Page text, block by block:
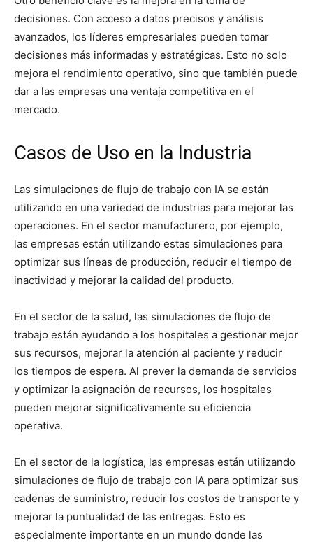
decisiones. Con acceso a datos precisos y análisis
avanzados, los líderes empresariales pueden tomar
decisiones más informadas y estratégicas. Esto no solo
mejora el rendimiento operativo, sino que también puede
dar a las empresas una ventaja competitiva en el
mercado.
Casos de Uso en la Industria
Las simulaciones de flujo de trabajo con IA se están
utilizando en una variedad de industrias para mejorar las
operaciones. En el sector manufacturero, por ejemplo,
las empresas están utilizando estas simulaciones para
optimizar sus líneas de producción, reducir el tiempo de
inactividad y mejorar la calidad del producto.
En el sector de la salud, las simulaciones de flujo de
trabajo están ayudando a los hospitales a gestionar mejor
sus recursos, mejorar la atención al paciente y reducir
los tiempos de espera. Al prever la demanda de servicios
y optimizar la asignación de recursos, los hospitales
pueden mejorar significativamente su eficiencia
operativa.
En el sector de la logística, las empresas están utilizando
simulaciones de flujo de trabajo con IA para optimizar sus
cadenas de suministro, reducir los costos de transporte y
mejorar la puntualidad de las entregas. Esto es
especialmente importante en un mundo donde las